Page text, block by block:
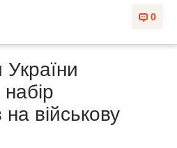
0
на військову